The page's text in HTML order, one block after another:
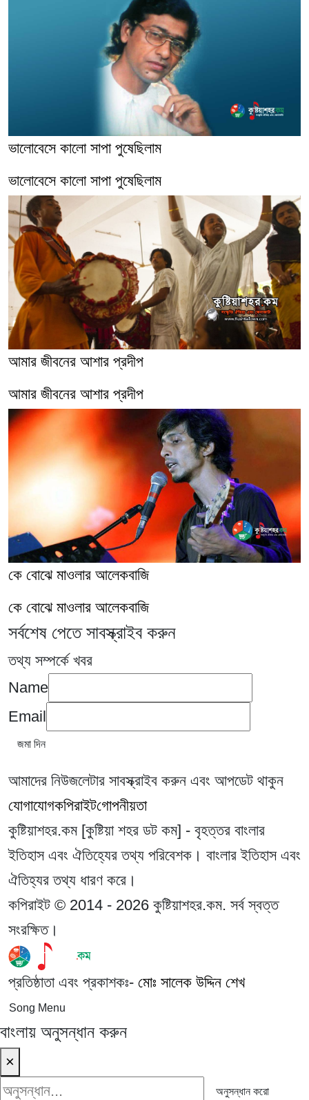
ভালোবেসে কালো সাপা পুষেছিলাম
ভালোবেসে কালো সাপা পুষেছিলাম
আমার জীবনের আশার প্রদীপ
আমার জীবনের আশার প্রদীপ
কে বোঝে মাওলার আলেকবাজি
কে বোঝে মাওলার আলেকবাজি
সর্বশেষ পেতে সাবস্ক্রাইব করুন
তথ্য সম্পর্কে খবর
Name
Email
আমাদের নিউজলেটার সাবস্ক্রাইব করুন এবং আপডেট থাকুন
যোগাযোগকপিরাইটগোপনীয়তা
কুষ্টিয়াশহর.কম [কুষ্টিয়া শহর ডট কম] - বৃহত্তর বাংলার
ইতিহাস এবং ঐতিহ্যের তথ্য পরিবেশক। বাংলার ইতিহাস এবং
ঐতিহ্যর তথ্য ধারণ করে।
কপিরাইট © 2014 - 2026 কুষ্টিয়াশহর.কম. সর্ব স্বত্ত
সংরক্ষিত।
প্রতিষ্ঠাতা এবং প্রকাশকঃ- মোঃ সালেক উদ্দিন শেখ
Song Menu
বাংলায় অনুসন্ধান করুন
×
অনুসন্ধান করো
অনুসন্ধান করো